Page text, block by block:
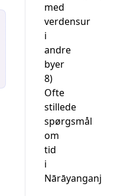
med
verdensur
i
andre
byer
8)
Ofte
stillede
spørgsmål
om
tid
i
Nārāyanganj